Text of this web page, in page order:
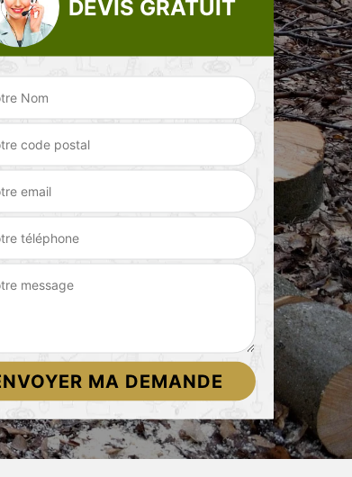
Entreprise de
jardinage 86
DEVIS GRATUIT